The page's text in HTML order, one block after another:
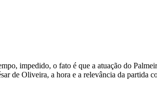
impedido, o fato é que a atuação do
de Oliveira, a hora e a relevância da partida